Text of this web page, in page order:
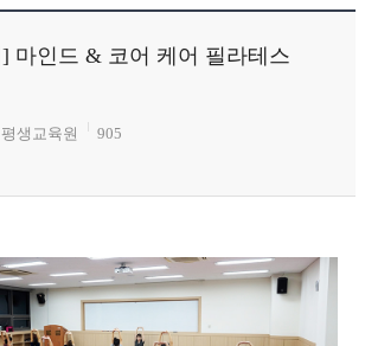
마인드 & 코어 케어 필라테스
평생교육원 905